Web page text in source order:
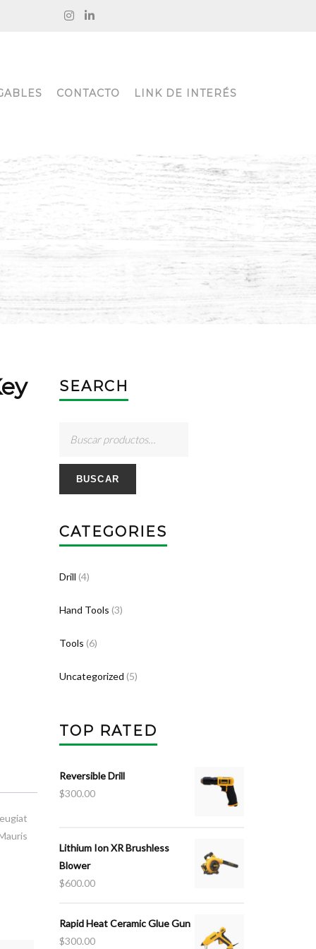
CONTACTO LINK DE INTERÉS
SEARCH
BUSCAR
CATEGORIES
Drill (4)
Hand Tools (3)
Tools (6)
Uncategorized (5)
TOP RATED
Reversible Drill
$300.00
Lithium Ion XR Brushless
Blower
$600.00
Rapid Heat Ceramic Glue Gun
$300.00